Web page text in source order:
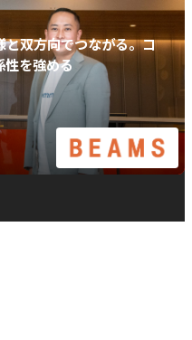
と双方向でつながる。コ
性を強める